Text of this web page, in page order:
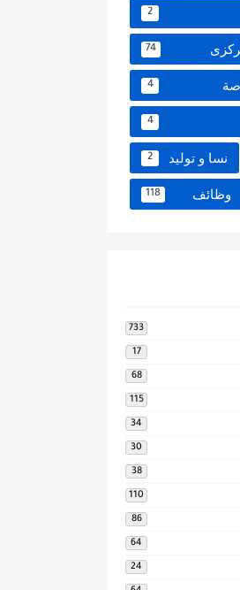
2
74
4
4
نسا و توليد 2
وظائف 118
733
17
68
115
34
30
38
110
86
64
24